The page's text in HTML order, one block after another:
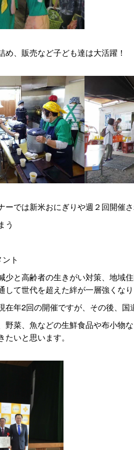
め、販売など子ども達は大活躍！
ーでは新米おにぎりや週２回開催
う
ト
少と高齢者の生きがい対策、地域
して世代を超えた絆が一層強くなり
年2回の開催ですが、その後、国
野菜、魚などの生鮮食品や布小物
たいと思います。